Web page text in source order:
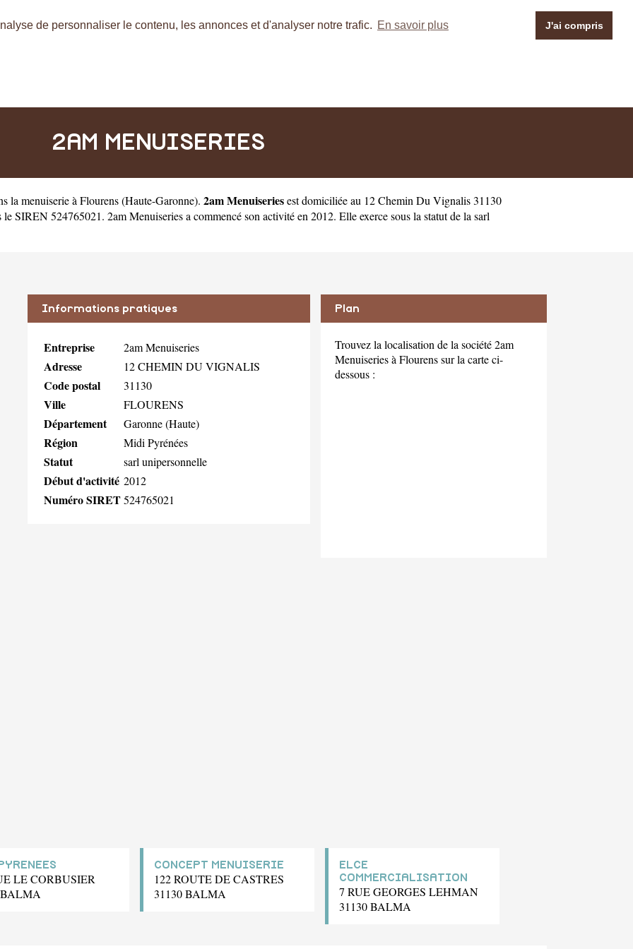
de personnaliser le contenu, les annonces et d'analyser notre trafic. En savoir plus J'ai compris
2AM MENUISERIES
la menuiserie à Flourens(Haute-Garonne). 2am Menuiseriesest domiciliée au 12 Chemin Du Vignalis 31130
SIREN 524765021. 2am Menuiseries a commencé son activité en 2012. Elle exerce sous la statut de la sarl
Informations pratiques
Entreprise 2am Menuiseries
Adresse 12 CHEMIN DU VIGNALIS
Code postal 31130
Ville FLOURENS
Département Garonne (Haute)
Région Midi Pyrénées
Statut sarl unipersonnelle
Début d'activité 2012
Numéro SIRET524765021
Plan
Trouvez la localisation de la société 2am
Menuiseries à Flourens sur la carte ci-
dessous :
LE CORBUSIER
CONCEPT MENUISERIE
122 ROUTE DE CASTRES
31130 BALMA
ELCE
COMMERCIALISATION
7 RUE GEORGES LEHMAN
31130 BALMA